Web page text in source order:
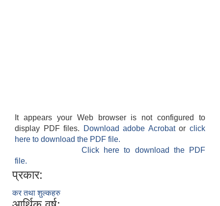
It appears your Web browser is not configured to
display PDF files.
Download adobe Acrobatorclick
here to download the PDF file.
Click here to download the PDF
file.
प्रकार:
कर तथा शुल्कहरु